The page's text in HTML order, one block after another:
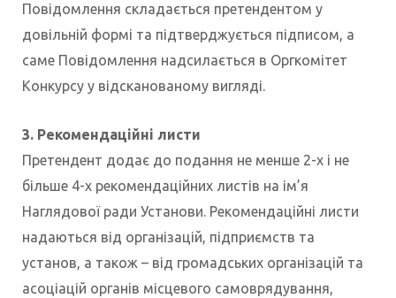
Повідомлення складається претендентом у
довільній формі та підтверджується підписом, а
саме Повідомлення надсилається в Оргкомітет
Конкурсу у відсканованому вигляді.
3. Рекомендаційні листи
Претендент додає до подання не менше 2-х і не
більше 4-х рекомендаційних листів на ім’я
Наглядової ради Установи. Рекомендаційні листи
надаються від організацій, підприємств та
установ, а також – від громадських організацій та
асоціацій органів місцевого самоврядування,